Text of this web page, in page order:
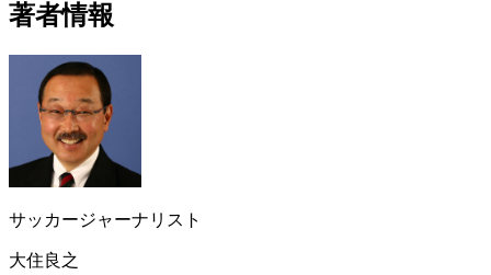
著者情報
サッカージャーナリスト
大住良之